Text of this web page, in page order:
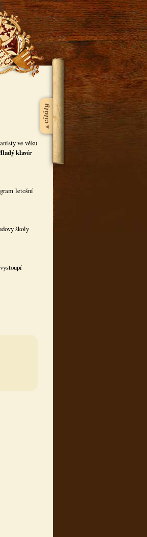
ve věku
klavír
letošní
školy